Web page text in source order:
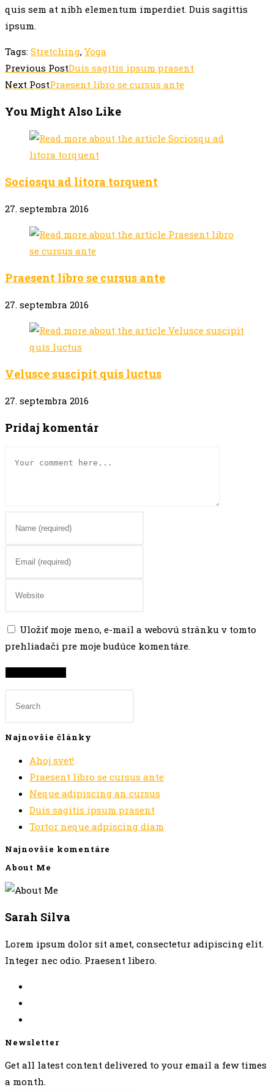
quis sem at nibh elementum imperdiet. Duis sagittis
ipsum.
Tags: Stretching, Yoga
Read
more
Previous PostDuis sagitis ipsum prasent
Next PostPraesent libro se cursus ante
You Might Also Like
Sociosqu ad litora torquent
27. septembra 2016
Praesent libro se cursus ante
27. septembra 2016
Velusce suscipit quis luctus
27. septembra 2016
Pridaj komentár
address
comment
URL
(optional)
Uložiť moje meno, e-mail a webovú stránku v tomto
prehliadači pre moje budúce komentáre.
Najnovšie články
Ahoj svet!
Praesent libro se cursus ante
Neque adipiscing an cursus
Duis sagitis ipsum prasent
Tortor neque adpiscing diam
Najnovšie komentáre
About Me
Sarah Silva
Lorem ipsum dolor sit amet, consectetur adipiscing elit.
Integer nec odio. Praesent libero.
Newsletter
Get all latest content delivered to your email a few times
a month.